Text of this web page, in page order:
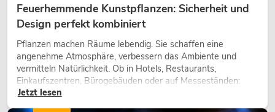
Feuerhemmende Kunstpflanzen: Sicherheit und
Design perfekt kombiniert
Pflanzen machen Räume lebendig. Sie schaffen eine
angenehme Atmosphäre, verbessern das Ambiente und
vermitteln Natürlichkeit. Ob in Hotels, Restaurants,
Einkaufszentren, Bürogebäuden oder auf Messeständen:
eine hochwertige Begrünung gehört heute längst zum
Jetzt lesen